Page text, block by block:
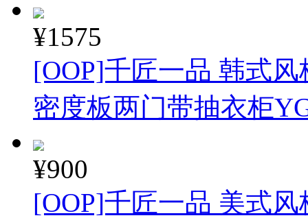
¥1575
[OOP]千匠一品 韩式
密度板两门带抽衣柜
¥900
[OOP]千匠一品 美式